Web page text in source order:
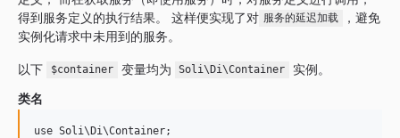
得到服务定义的执行结果。 这样便实现了对 服务的延迟加载
，避免
实例化请求中未用到的服务。
以下
$container 变量均为 Soli\Di\Container
实例。
类名
use Soli\Di\Container;